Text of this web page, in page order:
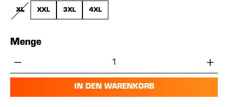
XL XXL 3XL 4XL
Menge
Produkt Anzahl: Gib den gewünschten
IN DEN WARENKORB